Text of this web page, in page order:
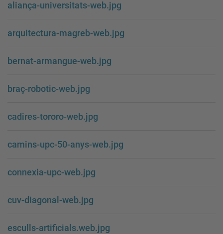
aliança-universitats-web.jpg
arquitectura-magreb-web.jpg
bernat-armangue-web.jpg
braç-robotic-web.jpg
cadires-tororo-web.jpg
camins-upc-50-anys-web.jpg
connexia-upc-web.jpg
cuv-diagonal-web.jpg
esculls-artificials.web.jpg